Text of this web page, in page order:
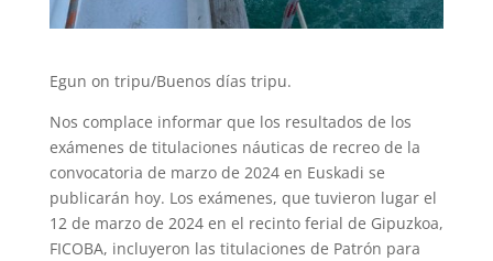
Egun on tripu/Buenos días tripu.
Nos complace informar que los resultados de los
exámenes de titulaciones náuticas de recreo de la
convocatoria de marzo de 2024 en Euskadi se
publicarán hoy. Los exámenes, que tuvieron lugar el
12 de marzo de 2024 en el recinto ferial de Gipuzkoa,
FICOBA, incluyeron las titulaciones de Patrón para